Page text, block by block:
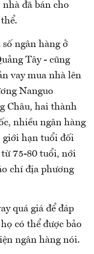
nhà đã bán cho
ngân hàng ở
Tây - cũng
vay mua nhà lên
Nanguo
Châu, hai thành
nhiều ngân hàng
giới hạn tuổi đối
từ 75-80 tuổi, nới
chí địa phương
quá giá để đáp
có thể được bảo
ngân hàng nói.